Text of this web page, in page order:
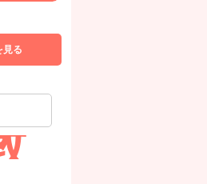
見る